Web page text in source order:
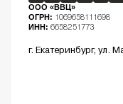
ООО «ВВЦ»
ОГРН: 1069658111698
ИНН: 6658251773
г. Екатеринбург, ул.